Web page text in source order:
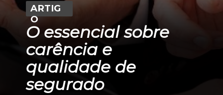
O essencial sobre
carência e
qualidade de
segurado
ARTIG
O